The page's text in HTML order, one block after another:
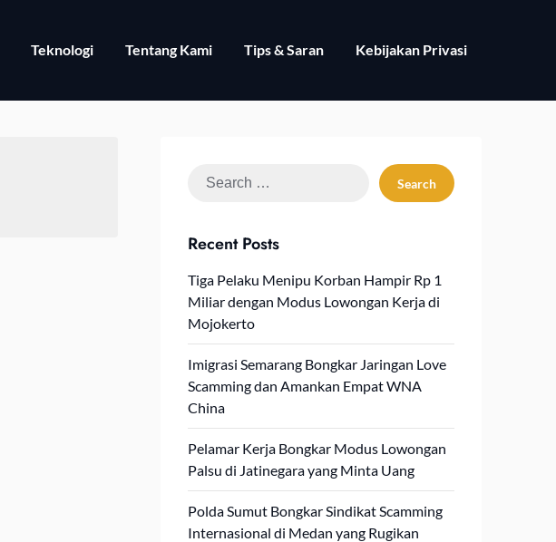
Teknologi Tentang Kami Tips & Saran Kebijakan Privasi
Search
Recent Posts
Tiga Pelaku Menipu Korban Hampir Rp 1
Miliar dengan Modus Lowongan Kerja di
Mojokerto
Imigrasi Semarang Bongkar Jaringan Love
Scamming dan Amankan Empat WNA
China
Pelamar Kerja Bongkar Modus Lowongan
Palsu di Jatinegara yang Minta Uang
Polda Sumut Bongkar Sindikat Scamming
Internasional di Medan yang Rugikan